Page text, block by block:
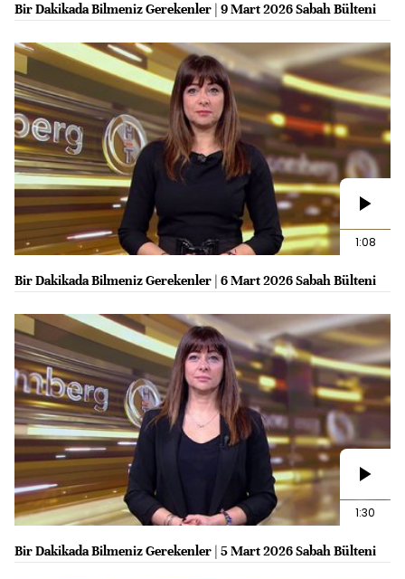
Bir Dakikada Bilmeniz Gerekenler | 9 Mart 2026 Sabah Bülteni
1:08
Bir Dakikada Bilmeniz Gerekenler | 6 Mart 2026 Sabah Bülteni
1:30
Bir Dakikada Bilmeniz Gerekenler | 5 Mart 2026 Sabah Bülteni